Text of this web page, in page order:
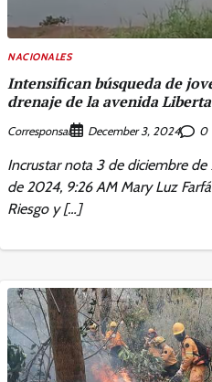
NACIONALES
Intensifican búsqueda de
drenaje de la avenida
Corresponsal December 3, 2024 0
Incrustar nota 3 de diciembre
de 2024, 9:26 AM Mary Luz
Riesgo y […]